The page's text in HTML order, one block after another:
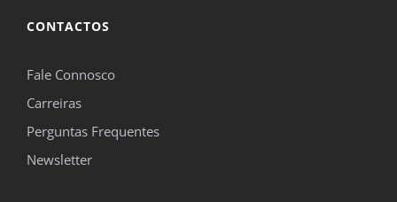
CONTACTOS
Fale Connosco
Carreiras
Perguntas Frequentes
Newsletter